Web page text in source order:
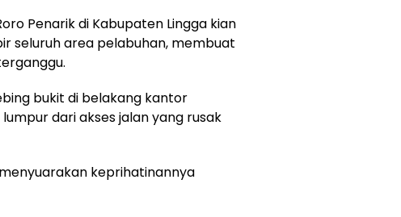
Penarik di Kabupaten Lingga kian
seluruh area pelabuhan, membuat
bukit di belakang kantor
dari akses jalan yang rusak
keprihatinannya